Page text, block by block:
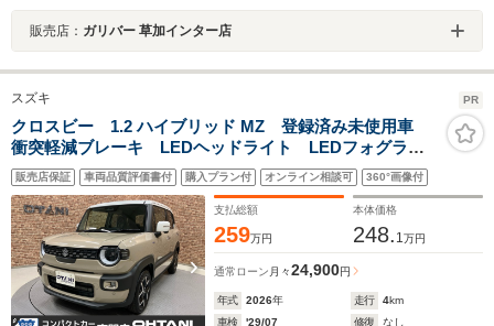
販売店： ガリバー 草加インター店
スズキ PR
クロスビー 1.2 ハイブリッド MZ 登録済み未使用車
衝突軽減ブレーキ LEDヘッドライト LEDフォグラン
プ オートクルーズ キーフリー オートエアコン ア
ルミホイール コーナーセンサー 電子パーキング
販売店保証 車両品質評価書付 購入プラン付 オンライン相談可 360°画像付
支払総額
259万円
本体価格
248. 1万円
通常ローン 月々24,900円
年式 2026年 走行 4km
車検
'29/07 修復
なし